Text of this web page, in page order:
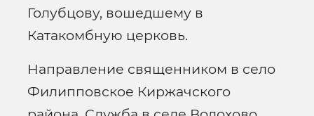
Голубцову, вошедшему в
Катакомбную церковь.
Направление священником в село
Филипповское Киржачского